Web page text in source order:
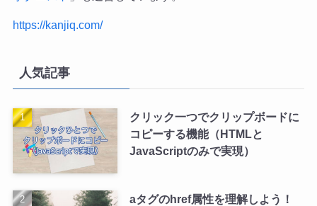
https://kanjiq.com/
人気記事
クリック一つでクリップボードに
コピーする機能（HTMLと
JavaScriptのみで実現）
aタグのhref属性を理解しよう！